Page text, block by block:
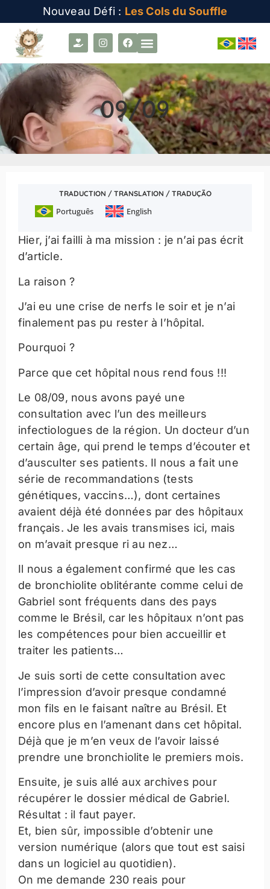
Nouveau Défi : Les Cols du Souffle
09/09
TRADUCTION / TRANSLATION / TRADUÇÃO
Português English
Hier, j’ai failli à ma mission : je n’ai pas écrit
d’article.
La raison ?
J’ai eu une crise de nerfs le soir et je n’ai
finalement pas pu rester à l’hôpital.
Pourquoi ?
Parce que cet hôpital nous rend fous !!!
Le 08/09, nous avons payé une
consultation avec l’un des meilleurs
infectiologues de la région. Un docteur d’un
certain âge, qui prend le temps d’écouter et
d’ausculter ses patients. Il nous a fait une
série de recommandations (tests
génétiques, vaccins…), dont certaines
avaient déjà été données par des hôpitaux
français. Je les avais transmises ici, mais
on m’avait presque ri au nez…
Il nous a également confirmé que les cas
de bronchiolite oblitérante comme celui de
Gabriel sont fréquents dans des pays
comme le Brésil, car les hôpitaux n’ont pas
les compétences pour bien accueillir et
traiter les patients…
Je suis sorti de cette consultation avec
l’impression d’avoir presque condamné
mon fils en le faisant naître au Brésil. Et
encore plus en l’amenant dans cet hôpital.
Déjà que je m’en veux de l’avoir laissé
prendre une bronchiolite le premiers mois.
Ensuite, je suis allé aux archives pour
récupérer le dossier médical de Gabriel.
Résultat : il faut payer.
Et, bien sûr, impossible d’obtenir une
version numérique (alors que tout est saisi
dans un logiciel au quotidien).
On me demande 230 reais pour